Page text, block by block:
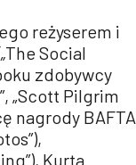
reżyserem i
The Social
zdobywcy
„Scott Pilgrim
nagrody BAFTA
Kurta